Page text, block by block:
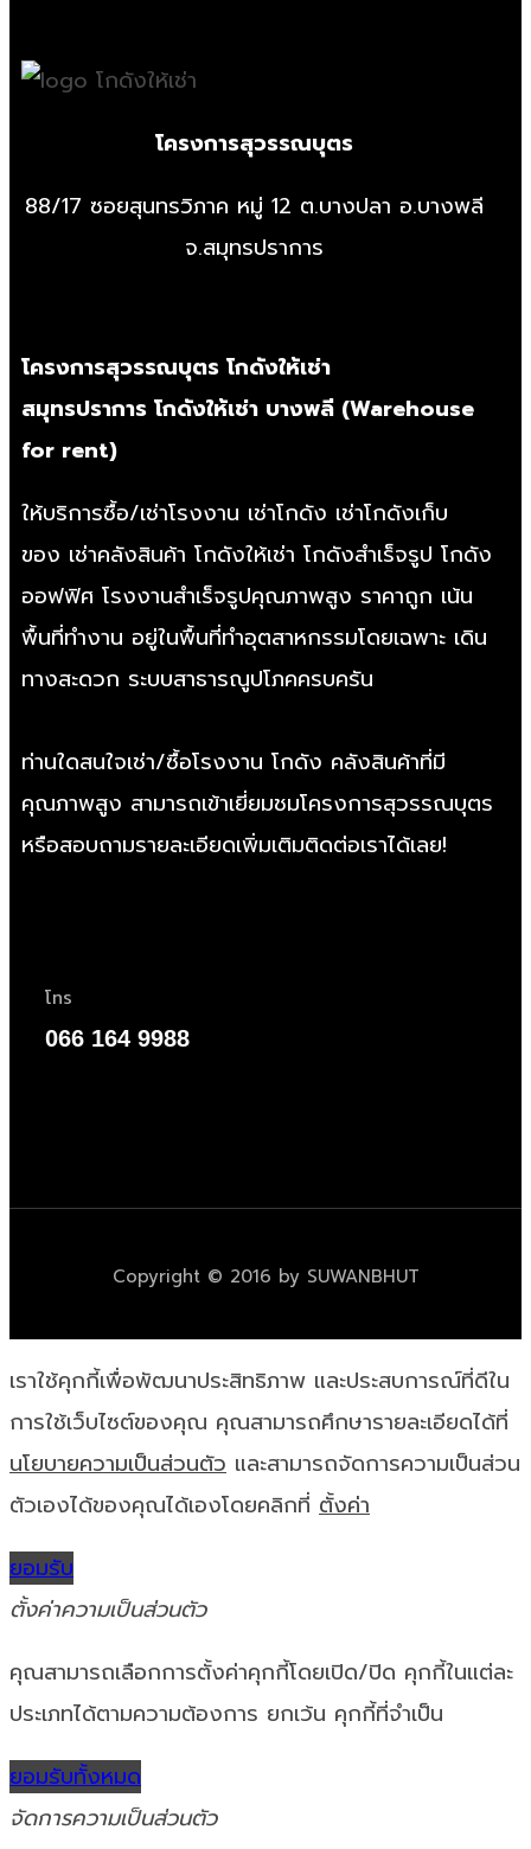
โครงการสุวรรณบุตร
88/17 ซอยสุนทรวิภาค หมู่ 12 ต.บางปลา อ.บางพลี
จ.สมุทรปราการ
โครงการสุวรรณบุตร โกดังให้เช่า
สมุทรปราการ โกดังให้เช่า บางพลี (Warehouse
for rent)
ให้บริการซื้อ/เช่าโรงงาน เช่าโกดัง เช่าโกดังเก็บ
ของ เช่าคลังสินค้า โกดังให้เช่า โกดังสำเร็จรูป โกดัง
ออฟฟิศ โรงงานสำเร็จรูปคุณภาพสูง ราคาถูก เน้น
พื้นที่ทำงาน อยู่ในพื้นที่ทำอุตสาหกรรมโดยเฉพาะ เดิน
ทางสะดวก ระบบสาธารณูปโภคครบครัน
ท่านใดสนใจเช่า/ซื้อโรงงาน โกดัง คลังสินค้าที่มี
คุณภาพสูง สามารถเข้าเยี่ยมชมโครงการสุวรรณบุตร
หรือสอบถามรายละเอียดเพิ่มเติมติดต่อเราได้เลย!
โทร
066 164 9988
Copyright © 2016 by SUWANBHUT
เราใช้คุกกี้เพื่อพัฒนาประสิทธิภาพ และประสบการณ์ที่ดีใน
การใช้เว็บไซต์ของคุณ คุณสามารถศึกษารายละเอียดได้ที่
นโยบายความเป็นส่วนตัว และสามารถจัดการความเป็นส่วน
ตัวเองได้ของคุณได้เองโดยคลิกที่ ตั้งค่า
ยอมรับ
ตั้งค่าความเป็นส่วนตัว
คุณสามารถเลือกการตั้งค่าคุกกี้โดยเปิด/ปิด คุกกี้ในแต่ละ
ประเภทได้ตามความต้องการ ยกเว้น คุกกี้ที่จำเป็น
ยอมรับทั้งหมด
จัดการความเป็นส่วนตัว